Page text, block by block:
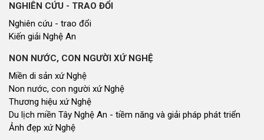
NGHIÊN CỨU - TRAO ĐỔI
Nghiên cứu - trao đổi
Kiến giải Nghệ An
NON NƯỚC, CON NGƯỜI XỨ NGHỆ
Miền di sản xứ Nghệ
Non nước, con người xứ Nghệ
Thương hiệu xứ Nghệ
Du lịch miền Tây Nghệ An - tiềm năng và giải pháp phát triển
Ảnh đẹp xứ Nghệ